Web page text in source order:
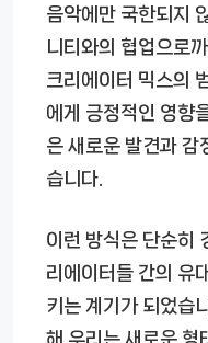
음악에만 국한되지
니티와의 협업으로
크리에이터 믹스의
에게 긍정적인 영향
은 새로운 발견과 감
습니다.
이런 방식은 단순히
리에이터들 간의 유
키는 계기가 되었습
해 우리는 새로운 형